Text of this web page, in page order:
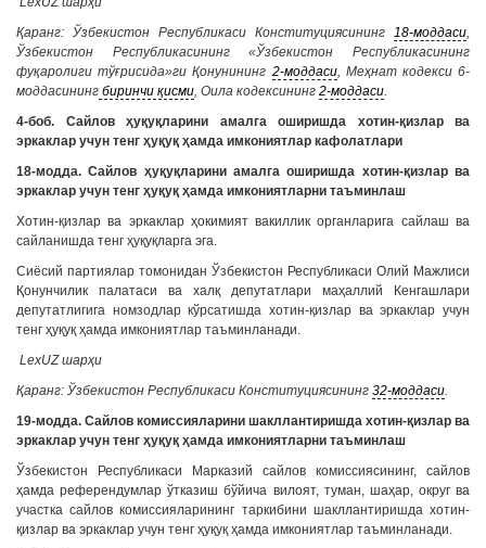
Қаранг: Ўзбекистон Республикаси Конституциясининг 18-моддаси,
Ўзбекистон Республикасининг «Ўзбекистон Республикасининг
фуқаролиги тўғрисида»ги Қонунининг 2-моддаси, Меҳнат кодекси 6-
моддасининг биринчи қисми, Оила кодексининг 2-моддаси.
4-боб. Сайлов ҳуқуқларини амалга оширишда хотин-қизлар ва
эркаклар учун тенг ҳуқуқ ҳамда имкониятлар кафолатлари
18-модда. Сайлов ҳуқуқларини амалга оширишда хотин-қизлар ва
эркаклар учун тенг ҳуқуқ ҳамда имкониятларни таъминлаш
Хотин-қизлар ва эркаклар ҳокимият вакиллик органларига сайлаш ва
сайланишда тенг ҳуқуқларга эга.
Сиёсий партиялар томонидан Ўзбекистон Республикаси Олий Мажлиси
Қонунчилик палатаси ва халқ депутатлари маҳаллий Кенгашлари
депутатлигига номзодлар кўрсатишда хотин-қизлар ва эркаклар учун
тенг ҳуқуқ ҳамда имкониятлар таъминланади.
LexUZ шарҳи
Қаранг: Ўзбекистон Республикаси Конституциясининг 32-моддаси.
19-модда. Сайлов комиссияларини шакллантиришда хотин-қизлар ва
эркаклар учун тенг ҳуқуқ ҳамда имкониятларни таъминлаш
Ўзбекистон Республикаси Марказий сайлов комиссиясининг, сайлов
ҳамда референдумлар ўтказиш бўйича вилоят, туман, шаҳар, округ ва
участка сайлов комиссияларининг таркибини шакллантиришда хотин-
қизлар ва эркаклар учун тенг ҳуқуқ ҳамда имкониятлар таъминланади.